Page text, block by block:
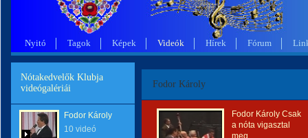
Nyitó Tagok Képek Videók Hírek Fórum
Nótakedvelők Klubja
videógalériái
Fodor Károly
10 videó
Fodor Károly
Fodor Károly Csak
a nóta vigasztal
meg